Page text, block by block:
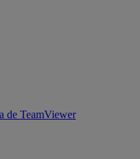
de TeamViewer